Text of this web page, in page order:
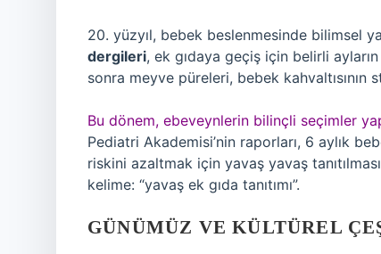
20. yüzyıl, bebek beslenmesinde bilimsel
dergileri, ek gıdaya geçiş için belirli
sonra meyve püreleri, bebek kahvaltısının
Bu dönem, ebeveynlerin bilinçli seçimler
Pediatri Akademisi’nin raporları, 6 aylık
riskini azaltmak için yavaş yavaş
kelime: “yavaş ek gıda tanıtımı”.
GÜNÜMÜZ VE KÜLTÜREL